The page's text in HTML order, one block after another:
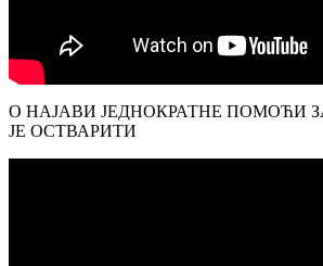
О НАЈАВИ ЈЕДНОКРАТНЕ ПОМОЋИ
ЈЕ ОСТВАРИТИ